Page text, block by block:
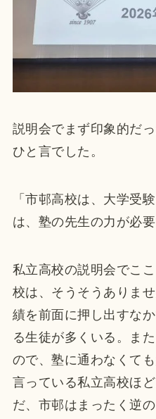
説明会でまず印象的だ
ひと言でした。
「市邨高校は、大学受
は、塾の先生の力が必要
私立高校の説明会でこ
校は、そうそうありま
績を前面に押し出すな
る生徒が多くいる。ま
ので、塾に通わなくて
言っている私立高校ほ
だ、市邨はまったく逆